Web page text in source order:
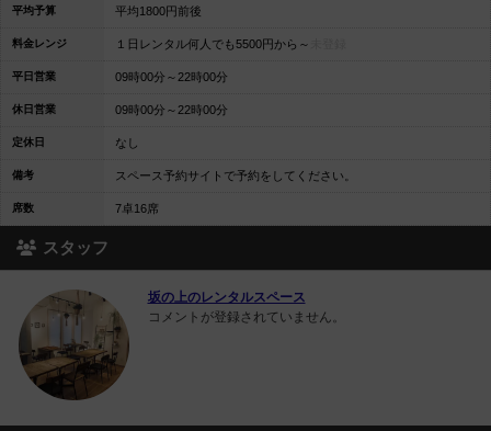
平均予算 平均1800円前後
料金レンジ １日レンタル何人でも5500円から～
平日営業 09時00分～22時00分
休日営業 09時00分～22時00分
定休日 なし
備考 スペース予約サイトで予約をしてください。
席数 7卓16席
スタッフ
坂の上のレンタルスペース
コメントが登録されていません。